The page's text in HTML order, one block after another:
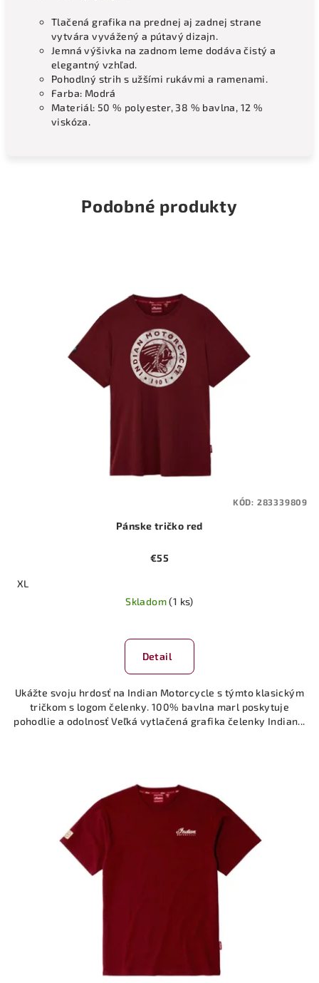
Tlačená grafika na prednej aj zadnej strane
vytvára vyvážený a pútavý dizajn.
Jemná výšivka na zadnom leme dodáva čistý a
elegantný vzhľad.
Pohodlný strih s užšími rukávmi a ramenami.
Farba: Modrá
Materiál: 50 % polyester, 38 % bavlna, 12 %
viskóza.
Podobné produkty
Pánske tričko red
€55
XL
Skladom(1 ks)
Detail
Ukážte svoju hrdosť na Indian Motorcycle s týmto klasickým
tričkom s logom čelenky. 100% bavlna marl poskytuje
pohodlie a odolnosť Veľká vytlačená grafika čelenky Indian...
KÓD: 283339809